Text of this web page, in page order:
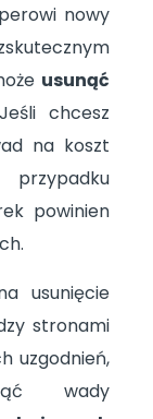
nowy
usunąć
chcesz
na koszt
powinien
usunięcie
stronami
uzgodnień,
wady